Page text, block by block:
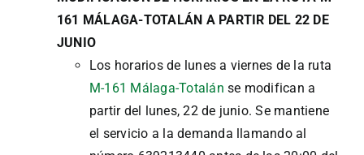
161 MÁLAGA-TOTALÁN A PARTIR DEL 22 DE
JUNIO
Los horarios de lunes a viernes de la ruta
M-161 Málaga-Totalánse modifican a
partir del lunes, 22 de junio. Se mantiene
el servicio a la demanda llamando al